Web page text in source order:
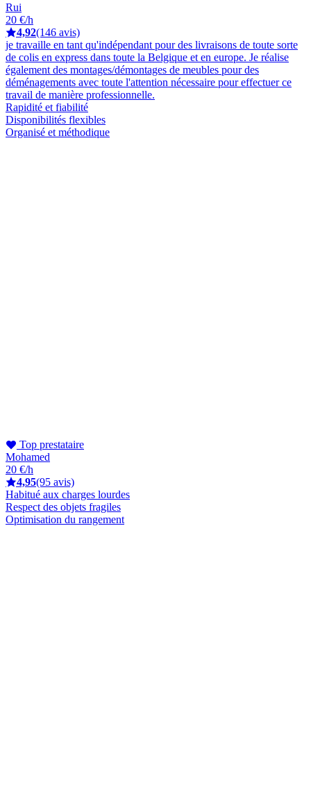
Rui
20 €/h
4,92(146 avis)
je travaille en tant qu'indépendant pour des livraisons de toute sorte
de colis en express dans toute la Belgique et en europe. Je réalise
également des montages/démontages de meubles pour des
déménagements avec toute l'attention nécessaire pour effectuer ce
travail de manière professionnelle.
Rapidité et fiabilité
Disponibilités flexibles
Organisé et méthodique
Top prestataire
Mohamed
20 €/h
4,95(95 avis)
Habitué aux charges lourdes
Respect des objets fragiles
Optimisation du rangement